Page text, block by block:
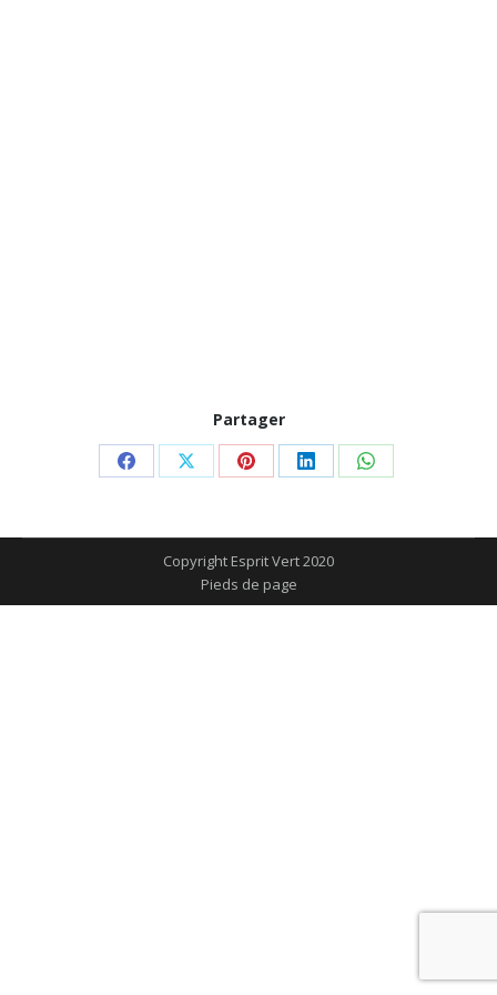
Partager
Partager
Facebook
Partager
X
Partager
Pinterest
Partager
LinkedIn
Partager
WhatsApp
Copyright Esprit Vert 2020
Pieds de page